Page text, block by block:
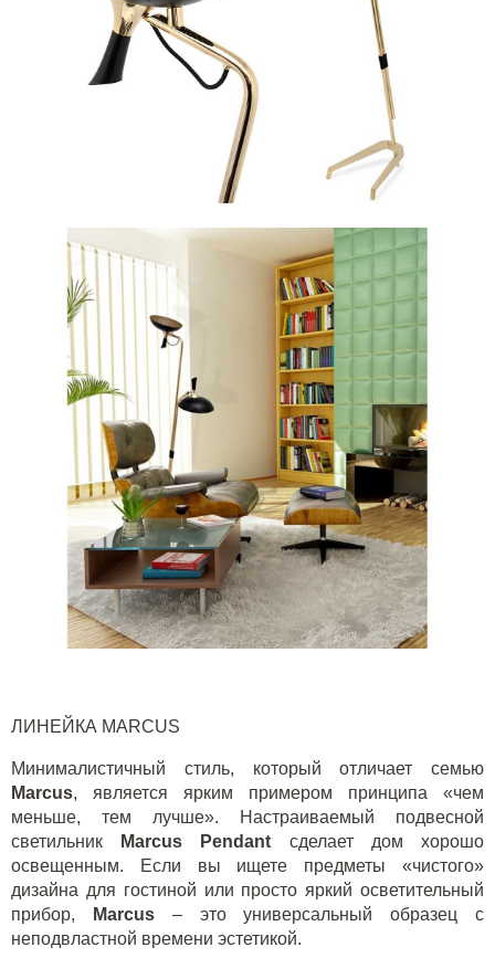
ЛИНЕЙКА MARCUS
Минималистичный стиль, который отличает семью
Marcus, является ярким примером принципа «чем
меньше, тем лучше». Настраиваемый подвесной
светильник
Marcus Pendant сделает дом хорошо
освещенным. Если вы ищете предметы «чистого»
дизайна для гостиной или просто яркий осветительный
прибор,
Marcus – это универсальный образец с
неподвластной времени эстетикой.